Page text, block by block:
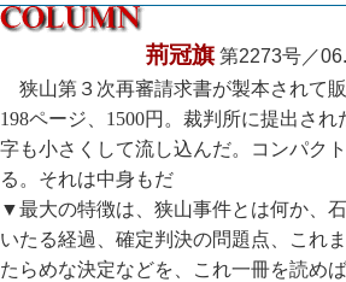
荊冠旗 第2273号／
狭山第３次再審請求書が製本されて
198ページ、1500円。裁判所に提出さ
字も小さくして流し込んだ。コンパク
る。それは中身もだ
▼最大の特徴は、狭山事件とは何か、
いたる経過、確定判決の問題点、これ
たらめな決定などを、これ一冊を読め